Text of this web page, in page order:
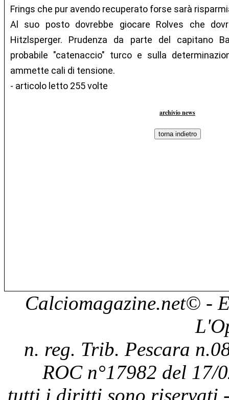
Frings che pur avendo recuperato forse sarà
Al suo posto dovrebbe giocare Rolves che
Hitzlsperger. Prudenza da parte del capitano
probabile "catenaccio" turco e sulla
ammette cali di tensione.
- articolo letto 255 volte
archivio news
Calciomagazine.net© -
n. reg. Trib. Pescara
ROC n°17982 del 17/
tutti i diritti sono riservati